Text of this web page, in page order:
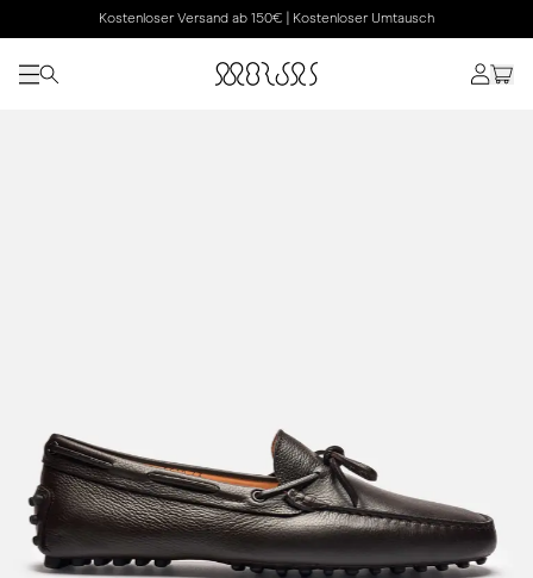
Kostenloser Versand ab 150€ | Kostenloser Umtausch